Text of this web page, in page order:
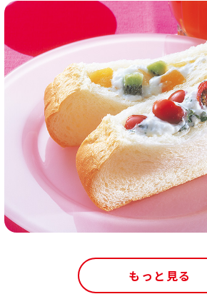
もっと見る